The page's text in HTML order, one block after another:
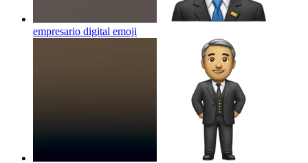
empresario digital emoji